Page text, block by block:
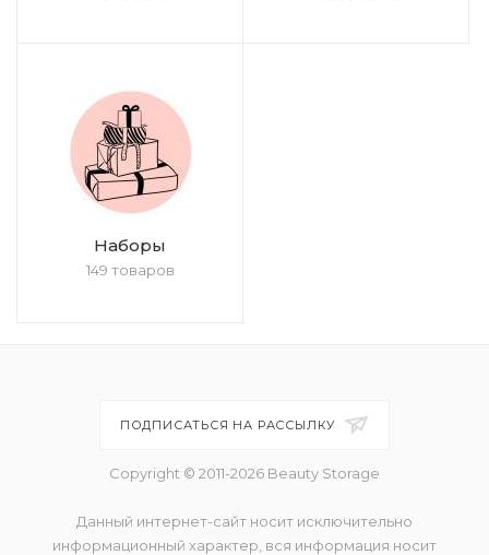
Наборы
149 товаров
ПОДПИСАТЬСЯ НА РАССЫЛКУ
Copyright © 2011-2026 Beauty Storage
Данный интернет-сайт носит исключительно
информационный характер, вся информация носит